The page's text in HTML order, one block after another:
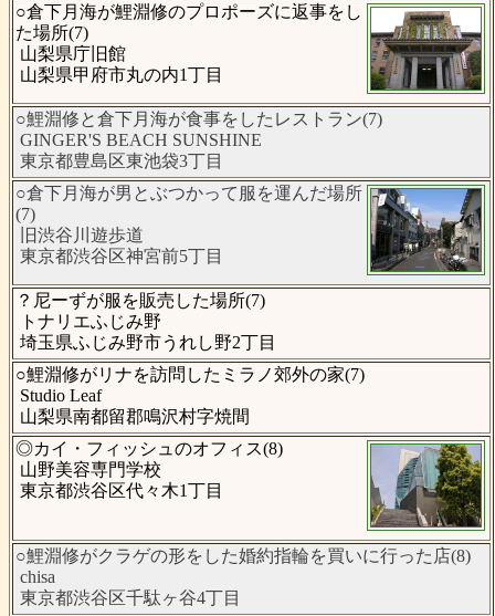
○倉下月海が鯉淵修のプロポーズに返事をし
た場所(7)
山梨県庁旧館
山梨県甲府市丸の内1丁目
○鯉淵修と倉下月海が食事をしたレストラン(7)
GINGER'S BEACH SUNSHINE
東京都豊島区東池袋3丁目
○倉下月海が男とぶつかって服を運んだ場所
(7)
旧渋谷川遊歩道
東京都渋谷区神宮前5丁目
？尼ーずが服を販売した場所(7)
トナリエふじみ野
埼玉県ふじみ野市うれし野2丁目
○鯉淵修がリナを訪問したミラノ郊外の家(7)
Studio Leaf
山梨県南都留郡鳴沢村字焼間
◎カイ・フィッシュのオフィス(8)
山野美容専門学校
東京都渋谷区代々木1丁目
○鯉淵修がクラゲの形をした婚約指輪を買いに行った店(8)
chisa
東京都渋谷区千駄ヶ谷4丁目